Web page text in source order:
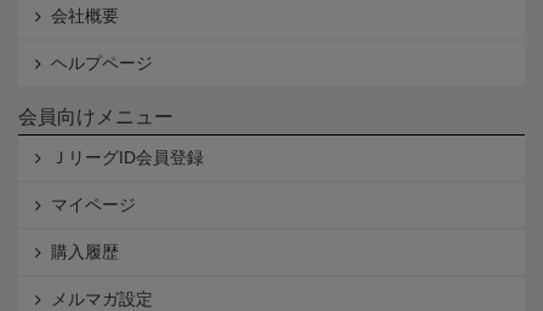
会社概要
ヘルプページ
会員向けメニュー
ＪリーグID会員登録
マイページ
購入履歴
メルマガ設定